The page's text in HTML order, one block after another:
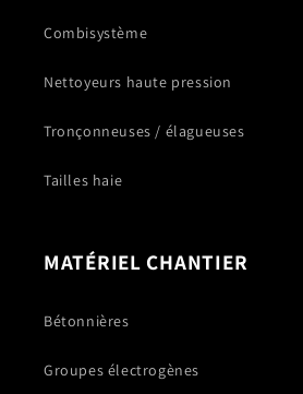
Combisystème
Nettoyeurs haute pression
Tronçonneuses / élagueuses
Tailles haie
MATÉRIEL CHANTIER
Bétonnières
Groupes électrogènes